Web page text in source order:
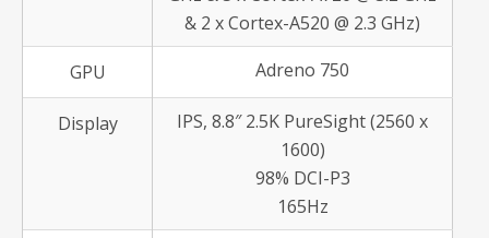
& 2 x Cortex-A520 @ 2.3 GHz)
GPU Adreno 750
Display
IPS, 8.8″ 2.5K PureSight (2560 x
1600)
98% DCI-P3
165Hz